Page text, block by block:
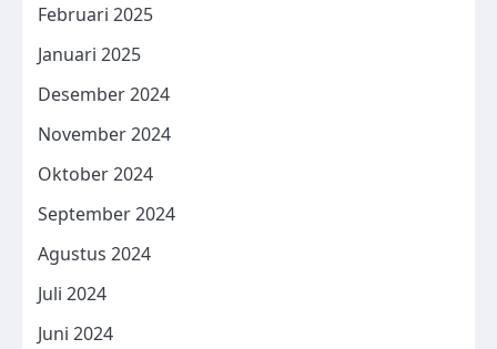
Februari 2025
Januari 2025
Desember 2024
November 2024
Oktober 2024
September 2024
Agustus 2024
Juli 2024
Juni 2024